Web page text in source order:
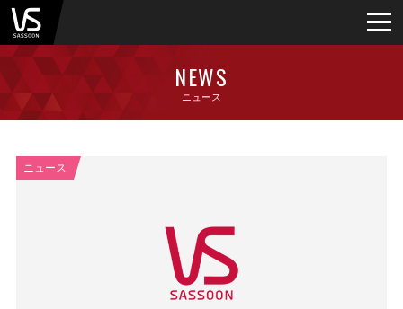
NEWS
ニュース
ニュース